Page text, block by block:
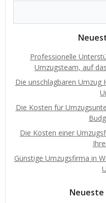
Professionelle
Umzugsteam, auf
Die unschlagbaren Umzug
Die Kosten für
Die Kosten einer
Günstige Umzugsfirma in
Neueste